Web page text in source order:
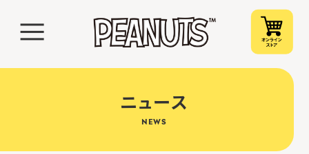
ニュース
NEWS